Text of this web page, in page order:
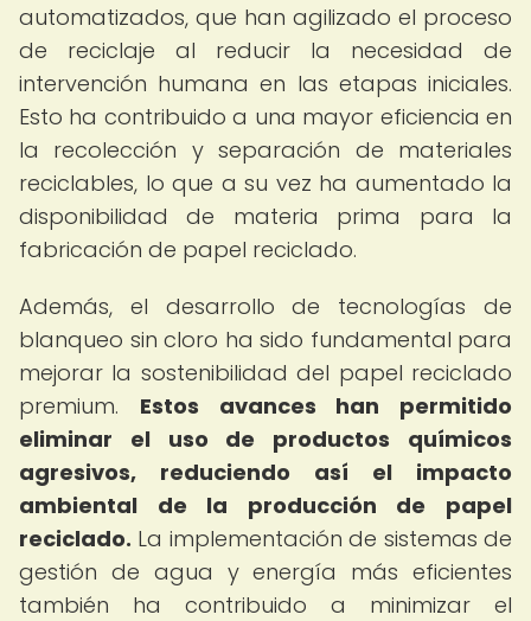
automatizados, que han agilizado el proceso
de reciclaje al reducir la necesidad de
intervención humana en las etapas iniciales.
Esto ha contribuido a una mayor eficiencia en
la recolección y separación de materiales
reciclables, lo que a su vez ha aumentado la
disponibilidad de materia prima para la
fabricación de papel reciclado.
Además, el desarrollo de tecnologías de
blanqueo sin cloro ha sido fundamental para
mejorar la sostenibilidad del papel reciclado
premium. Estos avances han permitido
eliminar el uso de productos químicos
agresivos, reduciendo así el impacto
ambiental de la producción de papel
reciclado. La implementación de sistemas de
gestión de agua y energía más eficientes
también ha contribuido a minimizar el